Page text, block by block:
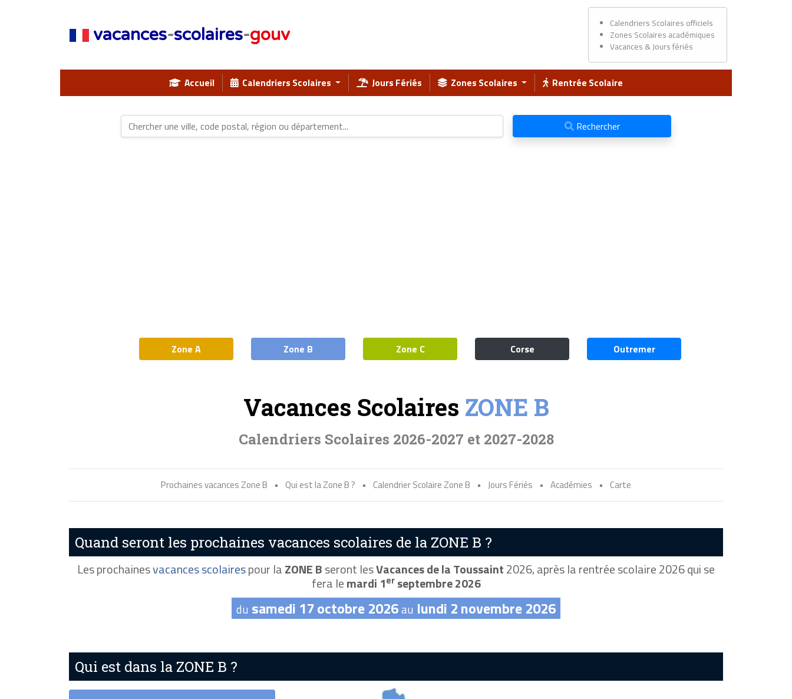
vacances-scolaires-gouv
Calendriers Scolaires officiels
Zones Scolaires académiques
Vacances & Jours fériés
Accueil Calendriers Scolaires Jours Fériés Zones Scolaires Rentrée Scolaire
Rechercher
Zone A Zone B Zone C Corse Outremer
Vacances Scolaires ZONE B
Calendriers Scolaires 2026-2027 et 2027-2028
Prochaines vacances Zone B • Qui est la Zone B ? • Calendrier Scolaire Zone B • Jours Fériés • Académies • Carte
Quand seront les prochaines vacances scolaires de la ZONE B ?
Les prochainesvacances scolairespour laZONE Bseront lesVacances de la Toussaint2026, après la rentrée scolaire 2026 qui se
fera lemardi 1erseptembre 2026
du samedi 17 octobre 2026au lundi 2 novembre 2026
Qui est dans la ZONE B ?